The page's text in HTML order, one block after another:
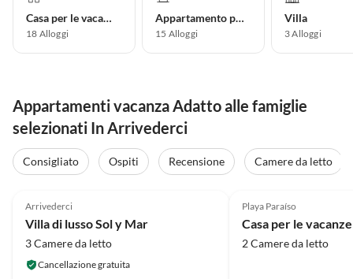
Casa per le vacanze
18 Alloggi
Appartamento per vacanze
15 Alloggi
Villa
3Alloggi
Appartamenti vacanza Adatto alle famiglie
selezionati In Arrivederci
Consigliato Ospiti Recensione Camere da letto
Arrivederci
Villa di lusso Sol y Mar
3 Camere da letto
Cancellazione gratuita
Playa Paraíso
2 Camere da letto